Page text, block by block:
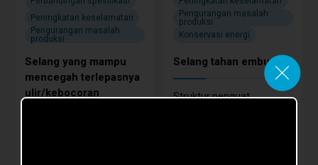
Peningkatan keselamatan
Pengurangan masalah
produksi
Selang yang mampu
mencegah terlepasnya
ulir/kebocoran
Pengurangan masalah
produksi
Konservasi energi
Selang tahan embun
Struktur penguat